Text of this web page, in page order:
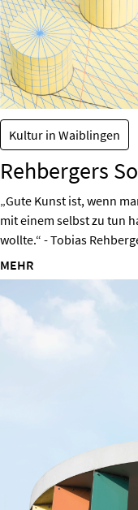
Kultur in Waiblingen
Rehbergers
„Gute Kunst ist, wenn
mit einem selbst zu tun
wollte.“ - Tobias
MEHR